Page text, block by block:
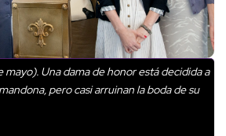
mayo). Una dama de honor está decidida a
pero casi arruinan la boda de su